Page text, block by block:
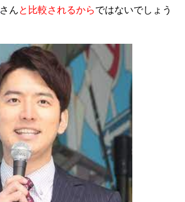
さんと比較されるからではないでしょう